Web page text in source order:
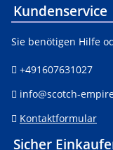
Kundenservice
Sie benötigen Hilfe
+491607631027
info@scotch-
Kontaktformular
Sicher